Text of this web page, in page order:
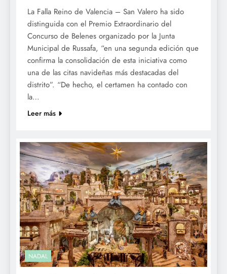
La Falla Reino de Valencia – San Valero ha sido
distinguida con el Premio Extraordinario del
Concurso de Belenes organizado por la Junta
Municipal de Russafa, “en una segunda edición que
confirma la consolidación de esta iniciativa como
una de las citas navideñas más destacadas del
distrito”. “De hecho, el certamen ha contado con
la…
Leer más
NADAL